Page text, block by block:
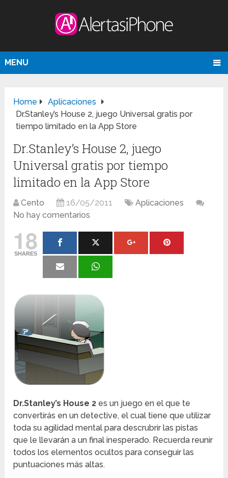
MENU
Home
Aplicaciones
Dr.Stanley’s House 2, juego Universal gratis por
tiempo limitado en la App Store
Dr.Stanley’s House 2, juego
Universal gratis por tiempo
limitado en la App Store
Cento 16/05/2011
Aplicaciones
No hay comentarios
18
SHARES
Dr.Stanley’s House 2 es un juego en el que te
convertirás en un detective, el cual tiene que utilizar
toda su agilidad mental para descrubrir las pistas
que le llevarán a un final inesperado. Recuerda reunir
todos los elementos ocultos para conseguir las
puntuaciones más altas.